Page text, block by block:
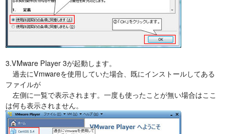
3.VMware Player 3が起動します。
過去にVmwareを使用していた場合、既にインストールしてある
ファイルが
左側に一覧で表示されます。一度も使ったことが無い場合はここ
は何も表示されません。